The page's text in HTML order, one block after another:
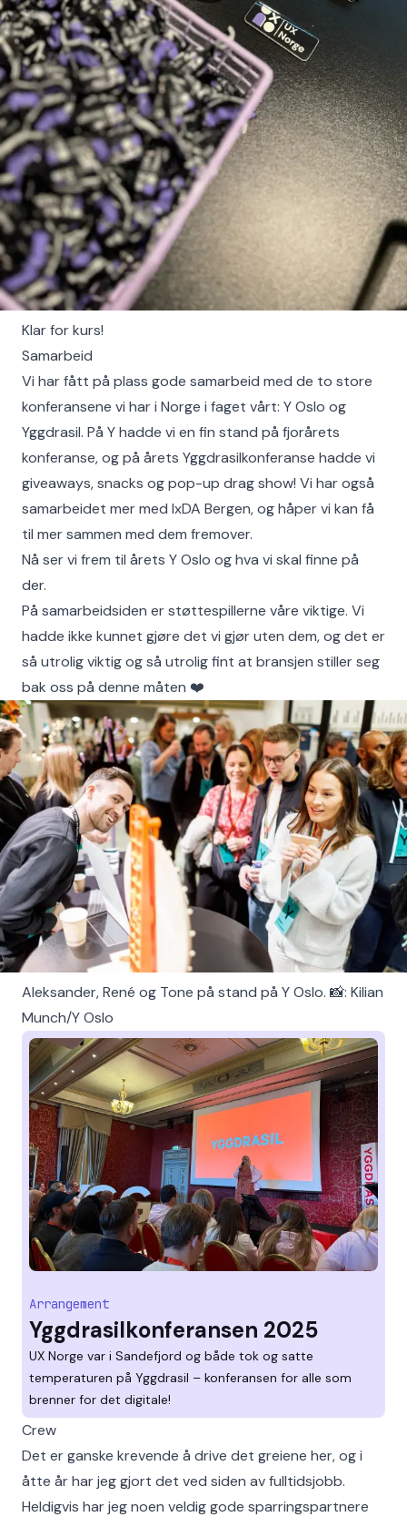
Klar for kurs!
Samarbeid
Vi har fått på plass gode samarbeid med de to store
konferansene vi har i Norge i faget vårt: Y Oslo og
Yggdrasil. På Y hadde vi en fin stand på fjorårets
konferanse, og på årets Yggdrasilkonferanse hadde vi
giveaways, snacks og pop-up drag show! Vi har også
samarbeidet mer med IxDA Bergen, og håper vi kan få
til mer sammen med dem fremover.
Nå ser vi frem til årets Y Oslo og hva vi skal finne på
der.
På samarbeidsiden er støttespillerne våre viktige. Vi
hadde ikke kunnet gjøre det vi gjør uten dem, og det er
så utrolig viktig og så utrolig fint at bransjen stiller seg
bak oss på denne måten ❤️
Aleksander, René og Tone på stand på Y Oslo. 📸: Kilian
Munch/Y Oslo
Arrangement
Yggdrasilkonferansen 2025
UX Norge var i Sandefjord og både tok og satte
temperaturen på Yggdrasil – konferansen for alle som
brenner for det digitale!
Crew
Det er ganske krevende å drive det greiene her, og i
åtte år har jeg gjort det ved siden av fulltidsjobb.
Heldigvis har jeg noen veldig gode sparringspartnere